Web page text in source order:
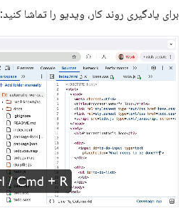
برای یادگیری روند کار، ویدیو را تماشا کنید: